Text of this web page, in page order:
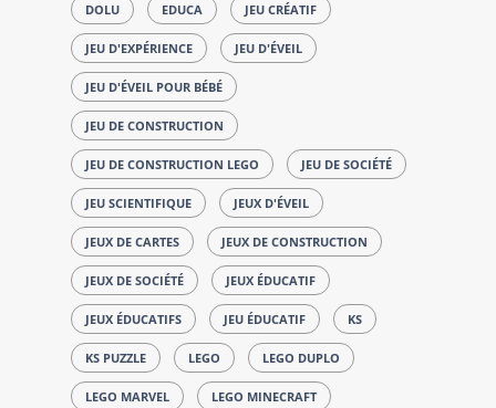
DOLU EDUCA JEU CRÉATIF
JEU D'EXPÉRIENCE JEU D'ÉVEIL
JEU D'ÉVEIL POUR BÉBÉ
JEU DE CONSTRUCTION
JEU DE CONSTRUCTION LEGO JEU DE SOCIÉTÉ
JEU SCIENTIFIQUE JEUX D'ÉVEIL
JEUX DE CARTES JEUX DE CONSTRUCTION
JEUX DE SOCIÉTÉ JEUX ÉDUCATIF
JEUX ÉDUCATIFS JEU ÉDUCATIF KS
KS PUZZLE LEGO LEGO DUPLO
LEGO MARVEL LEGO MINECRAFT